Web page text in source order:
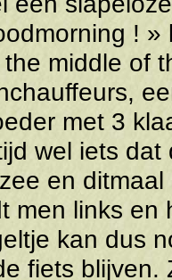
!
the middle of
met 3
wel iets
en
men links en
kan dus
fiets blijven.